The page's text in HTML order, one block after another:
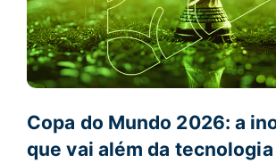
Copa do Mundo 2026: a
que vai além da tecnologia